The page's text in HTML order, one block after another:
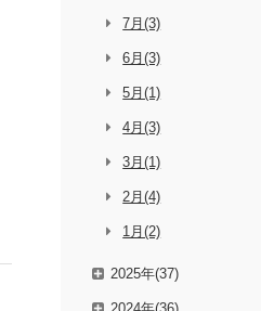
7月(3)
6月(3)
5月(1)
4月(3)
3月(1)
2月(4)
1月(2)
2025年(37)